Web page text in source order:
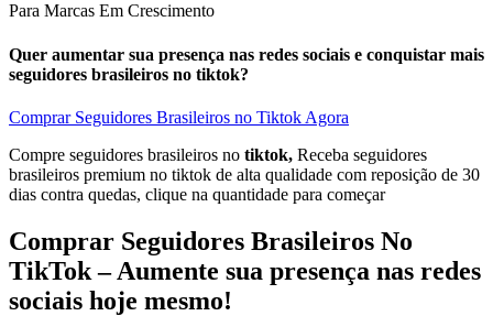
Para Marcas Em Crescimento
Quer aumentar sua presença nas redes sociais e conquistar mais
seguidores brasileiros no tiktok?
Comprar Seguidores Brasileiros no Tiktok Agora
Compre seguidores brasileiros no tiktok, Receba seguidores
brasileiros premium no tiktok de alta qualidade com reposição de 30
dias contra quedas, clique na quantidade para começar
Comprar Seguidores Brasileiros No
TikTok – Aumente sua presença nas redes
sociais hoje mesmo!